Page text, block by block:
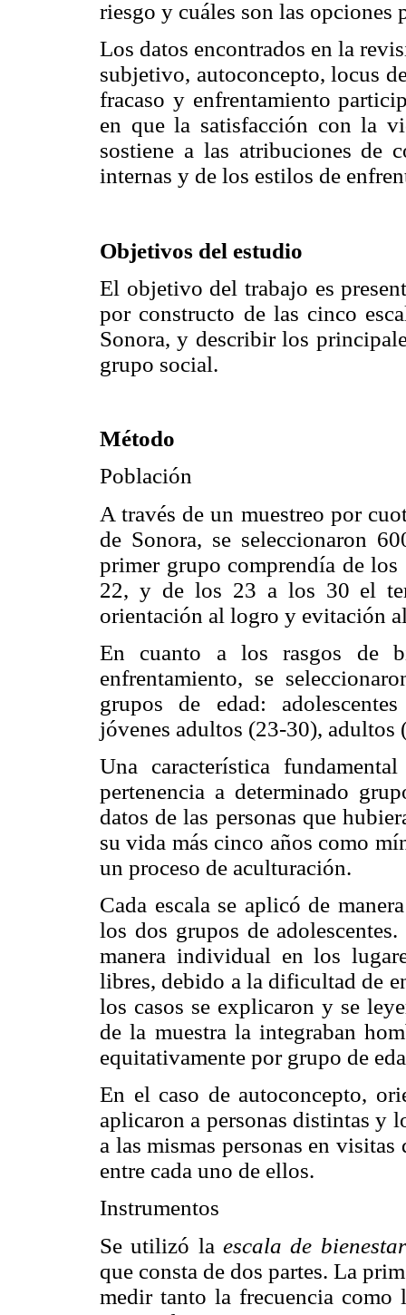
riesgo y cuáles son las opciones
Los datos encontrados en la
subjetivo, autoconcepto, locus
fracaso y enfrentamiento
en que la satisfacción con la
sostiene a las atribuciones de
internas y de los estilos de
Objetivos del estudio
El objetivo del trabajo es
por constructo de las cinco
Sonora, y describir los
grupo social.
Método
Población
A través de un muestreo por
de Sonora, se seleccionaron
primer grupo comprendía de
22, y de los 23 a los 30 el
orientación al logro y evitación
En cuanto a los rasgos de
enfrentamiento, se
grupos de edad:
jóvenes adultos (23-30),
Una característica
pertenencia a determinado
datos de las personas que
su vida más cinco años como
un proceso de aculturación.
Cada escala se aplicó de
los dos grupos de
manera individual en los
libres, debido a la dificultad de
los casos se explicaron y se
de la muestra la integraban
equitativamente por grupo de
En el caso de autoconcepto,
aplicaron a personas distintas y
a las mismas personas en
entre cada uno de ellos.
Instrumentos
Se utilizó la escala de
que consta de dos partes. La
medir tanto la frecuencia como